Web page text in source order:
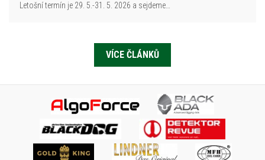
Letošní termín je 29. 5.-31. 5. 2026 a sejdeme…
VÍCE ČLÁNKŮ